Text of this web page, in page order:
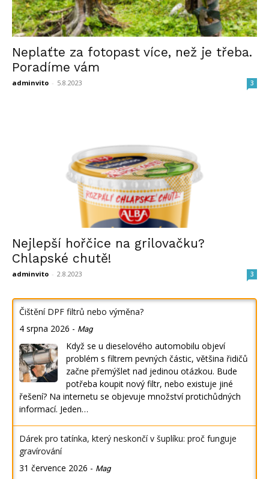
Neplaťte za fotopast více, než je třeba.
Poradíme vám
adminvito - 5.8.2023 3
Nejlepší hořčice na grilovačku?
Chlapské chutě!
adminvito - 2.8.2023 3
Čištění DPF filtrů nebo výměna?
4 srpna 2026 - Mag
Když se u dieselového automobilu objeví
problém s filtrem pevných částic, většina řidičů
začne přemýšlet nad jedinou otázkou. Bude
potřeba koupit nový filtr, nebo existuje jiné
řešení? Na internetu se objevuje množství protichůdných
informací. Jeden…
Dárek pro tatínka, který neskončí v šuplíku: proč funguje
gravírování
31 července 2026 - Mag